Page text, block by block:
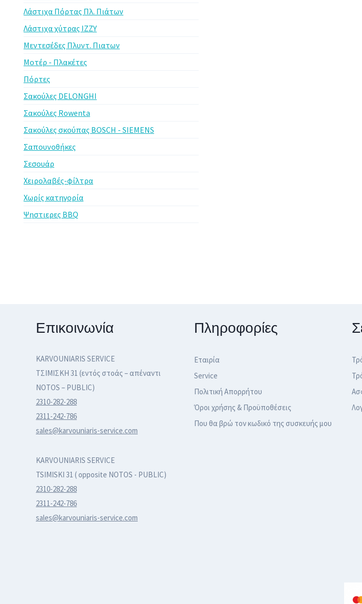
Λάστιχα Πόρτας Πλ. Πιάτων
Λάστιχα χύτρας IZZY
Μεντεσέδες Πλυντ. Πιατων
Μοτέρ - Πλακέτες
Πόρτες
Σακούλες DELONGHI
Σακούλες Rowenta
Σακούλες σκούπας BOSCH - SIEMENS
Σαπουνοθήκες
Σεσουάρ
Χειρολαβές-φίλτρα
Χωρίς κατηγορία
Ψηστιερες BBQ
Επικοινωνία
KARVOUNIARIS SERVICE
ΤΣΙΜΙΣΚΗ 31 (εντός στοάς – απέναντι
NOTOS – PUBLIC)
2310-282-288
2311-242-786
sales@karvouniaris-service.com
KARVOUNIARIS SERVICE
TSIMISKI 31 ( opposite NOTOS - PUBLIC)
2310-282-288
2311-242-786
sales@karvouniaris-service.com
Πληροφορίες
Εταιρία
Service
Πολιτική Απορρήτου
Όροι χρήσης & Προϋποθέσεις
Που θα βρώ τον κωδικό της συσκευής μου